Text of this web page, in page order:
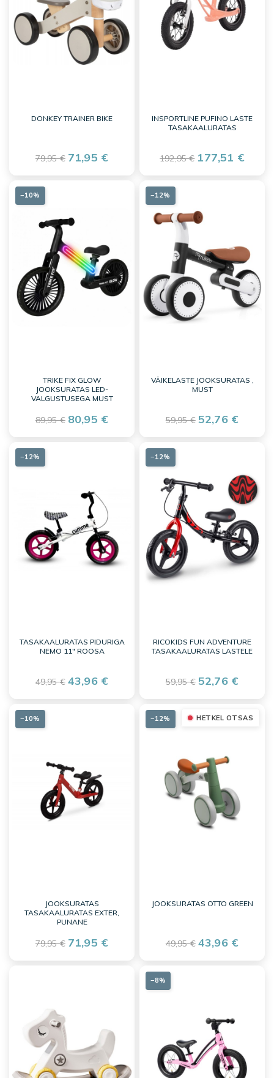
DONKEY TRAINER BIKE
79,95 € 71,95 €
INSPORTLINE PUFINO LASTE
TASAKAALURATAS
192,95 € 177,51 €
TRIKE FIX GLOW
JOOKSURATAS LED-
VALGUSTUSEGA MUST
89,95 € 80,95 €
−10%
VÄIKELASTE JOOKSURATAS ,
MUST
59,95 € 52,76 €
−12%
TASAKAALURATAS PIDURIGA
NEMO 11" ROOSA
49,95 € 43,96 €
−12%
RICOKIDS FUN ADVENTURE
TASAKAALURATAS LASTELE
59,95 € 52,76 €
−12%
JOOKSURATAS
TASAKAALURATAS EXTER,
PUNANE
79,95 € 71,95 €
−10% HETKEL OTSAS
JOOKSURATAS OTTO GREEN
49,95 € 43,96 €
−12%
−8%